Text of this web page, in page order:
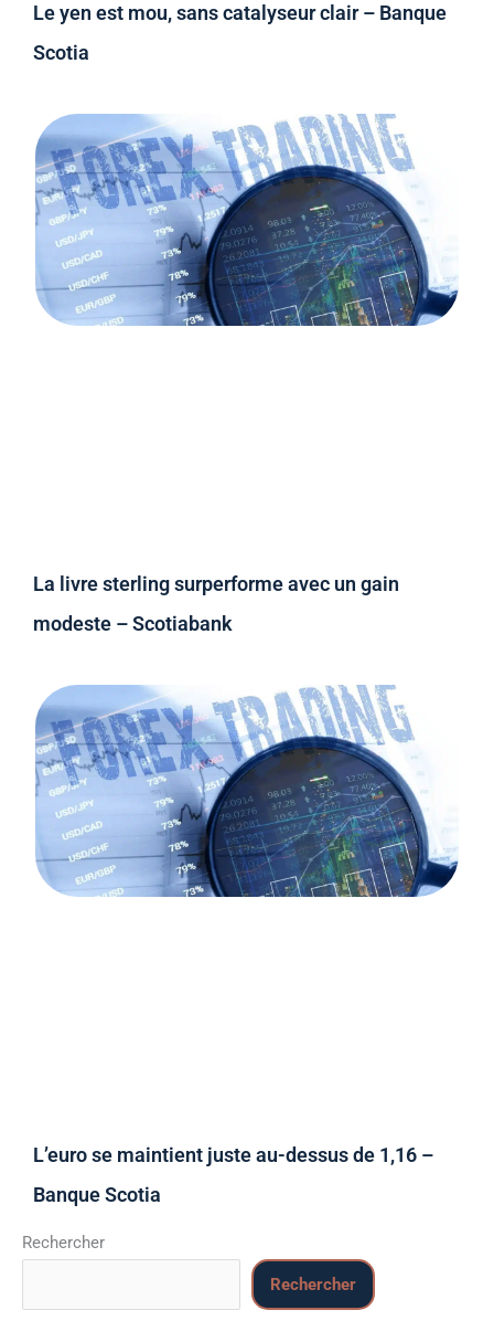
Le yen est mou, sans catalyseur clair – Banque
Scotia
La livre sterling surperforme avec un gain
modeste – Scotiabank
L’euro se maintient juste au-dessus de 1,16 –
Banque Scotia
Rechercher
Rechercher